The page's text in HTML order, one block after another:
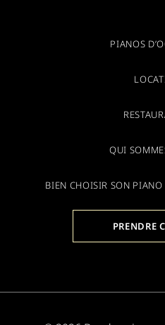
PIANOS
QUI
BIEN CHOISIR SON PIANO
PRENDRE